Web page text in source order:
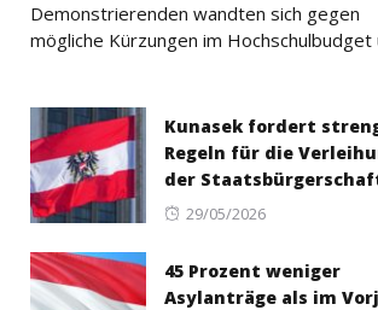
Demonstrierenden wandten sich gegen
mögliche Kürzungen im Hochschulbudget
Kunasek fordert
Regeln für die
der
Posted
29/05/2026
45 Prozent weniger
Asylanträge als im